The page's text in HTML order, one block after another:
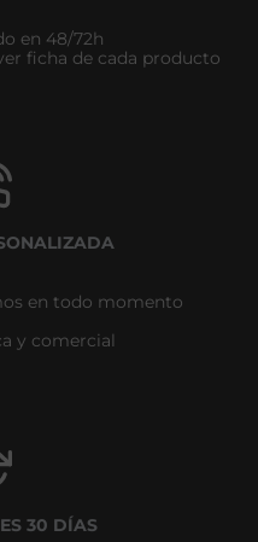
en 48/72h
ficha de cada producto
en todo momento
y comercial
30 DÍAS